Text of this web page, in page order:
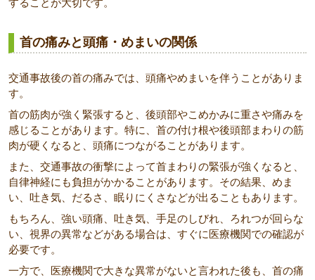
することが大切です。
首の痛みと頭痛・めまいの関係
交通事故後の首の痛みでは、頭痛やめまいを伴うことがありま
す。
首の筋肉が強く緊張すると、後頭部やこめかみに重さや痛みを
感じることがあります。特に、首の付け根や後頭部まわりの筋
肉が硬くなると、頭痛につながることがあります。
また、交通事故の衝撃によって首まわりの緊張が強くなると、
自律神経にも負担がかかることがあります。その結果、めま
い、吐き気、だるさ、眠りにくさなどが出ることもあります。
もちろん、強い頭痛、吐き気、手足のしびれ、ろれつが回らな
い、視界の異常などがある場合は、すぐに医療機関での確認が
必要です。
一方で、医療機関で大きな異常がないと言われた後も、首の痛